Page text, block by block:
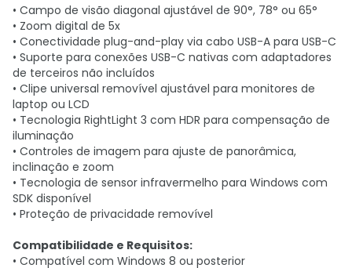
• Campo de visão diagonal ajustável de 90°, 78° ou 65°
• Zoom digital de 5x
• Conectividade plug-and-play via cabo USB-A para USB-C
• Suporte para conexões USB-C nativas com adaptadores
de terceiros não incluídos
• Clipe universal removível ajustável para monitores de
laptop ou LCD
• Tecnologia RightLight 3 com HDR para compensação de
iluminação
• Controles de imagem para ajuste de panorâmica,
inclinação e zoom
• Tecnologia de sensor infravermelho para Windows com
SDK disponível
• Proteção de privacidade removível
Compatibilidade e Requisitos:
• Compatível com Windows 8 ou posterior